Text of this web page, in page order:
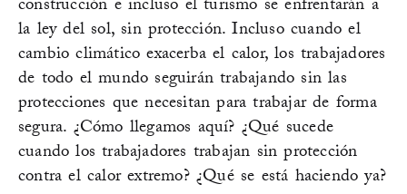
construcción e incluso el turismo se enfrentarán a
la ley del sol, sin protección. Incluso cuando el
cambio climático exacerba el calor, los trabajadores
de todo el mundo seguirán trabajando sin las
protecciones que necesitan para trabajar de forma
segura. ¿Cómo llegamos aquí? ¿Qué sucede
cuando los trabajadores trabajan sin protección
contra el calor extremo? ¿Qué se está haciendo ya?